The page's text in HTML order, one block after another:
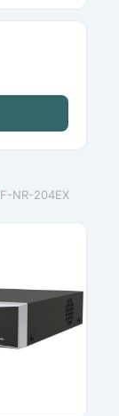
F-NR-204EX